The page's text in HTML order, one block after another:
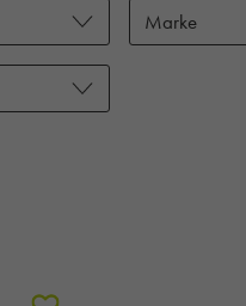
Marke